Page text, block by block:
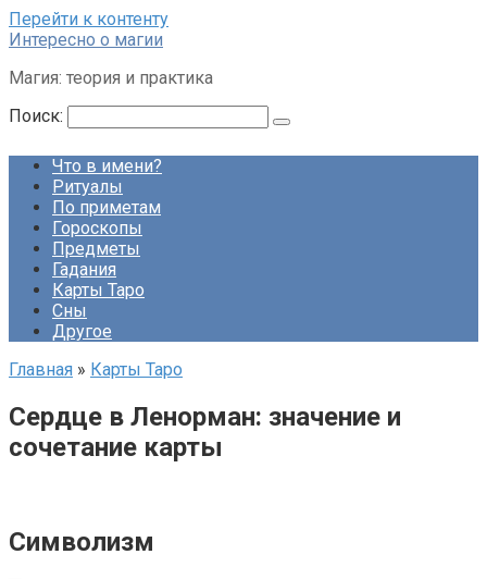
Перейти к контенту
Интересно о магии
Магия: теория и практика
Поиск:
Что в имени?
Ритуалы
По приметам
Гороскопы
Предметы
Гадания
Карты Таро
Сны
Другое
Главная » Карты Таро
Сердце в Ленорман: значение и
сочетание карты
Символизм